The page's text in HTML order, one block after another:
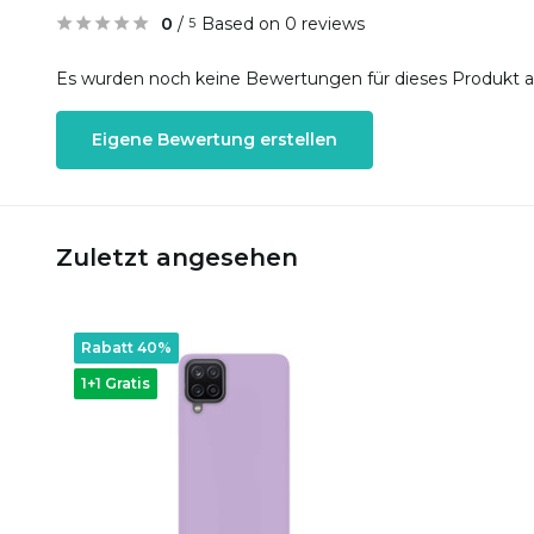
0 / 5 Based on 0 reviews
Es wurden noch keine Bewertungen für dieses Produkt
Eigene Bewertung erstellen
Zuletzt angesehen
1+1 Gratis
Rabatt 40%